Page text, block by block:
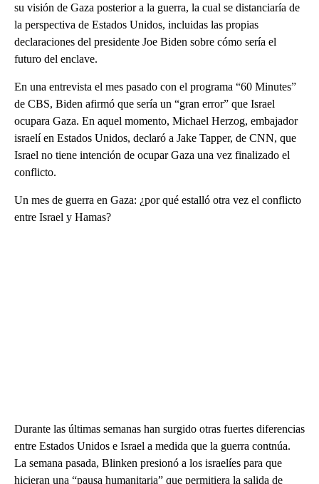
su visión de Gaza posterior a la guerra, la cual se distanciaría de
la perspectiva de Estados Unidos, incluidas las propias
declaraciones del presidente Joe Biden sobre cómo sería el
futuro del enclave.
En una entrevista el mes pasado con el programa “60 Minutes”
de CBS, Biden afirmó que sería un “gran error” que Israel
ocupara Gaza. En aquel momento, Michael Herzog, embajador
israelí en Estados Unidos, declaró a Jake Tapper, de CNN, que
Israel no tiene intención de ocupar Gaza una vez finalizado el
conflicto.
Un mes de guerra en Gaza: ¿por qué estalló otra vez el conflicto
entre Israel y Hamas?
Durante las últimas semanas han surgido otras fuertes diferencias
entre Estados Unidos e Israel a medida que la guerra contnúa.
La semana pasada, Blinken presionó a los israelíes para que
hicieran una “pausa humanitaria” que permitiera la salida de